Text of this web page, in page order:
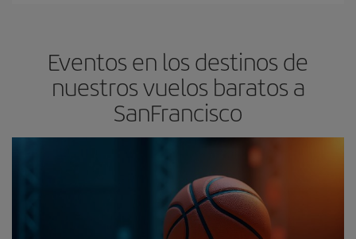
Eventos en los destinos de
nuestros vuelos baratos a
SanFrancisco